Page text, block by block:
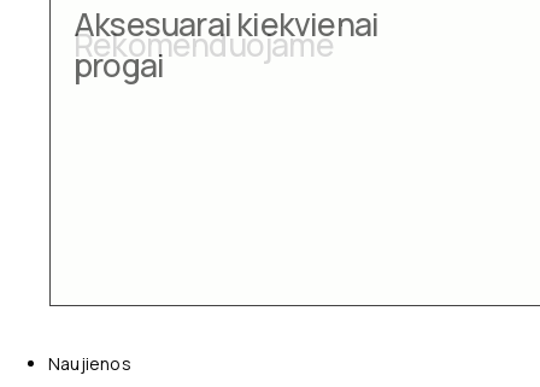
Aksesuarai kiekvienai
progai
Naujienos